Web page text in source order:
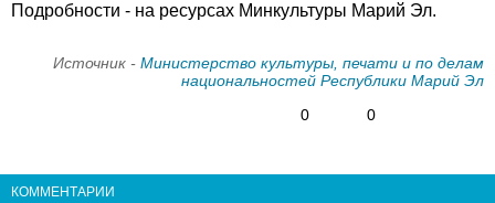
Подробности - на ресурсах Минкультуры Марий Эл.
Источник - Министерство культуры, печати и по делам
национальностей Республики Марий Эл
0
0
КОММЕНТАРИИ